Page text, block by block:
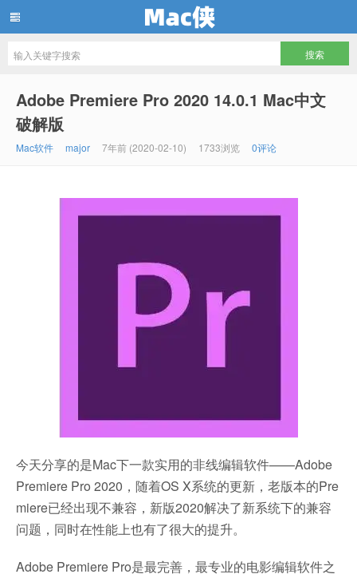
Adobe Premiere Pro 2020 14.0.1 Mac中文
破解版
Mac软件 major 7年前 (2020-02-10) 1733浏览 0评论
今天分享的是Mac下一款实用的非线编辑软件——Adobe
Premiere Pro 2020，随着OS X系统的更新，老版本的Pre
miere已经出现不兼容，新版2020解决了新系统下的兼容
问题，同时在性能上也有了很大的提升。
Adobe Premiere Pro是最完善，最专业的电影编辑软件之